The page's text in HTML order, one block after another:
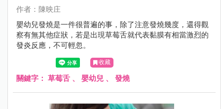
作者：陳映庄
嬰幼兒發燒是一件很普遍的事，除了注意發燒幾度，還得觀
察有無其他症狀，若是出現草莓舌就代表黏膜有相當激烈的
發炎反應，不可輕忽。
收藏
關鍵字： 草莓舌 、 嬰幼兒 、 發燒